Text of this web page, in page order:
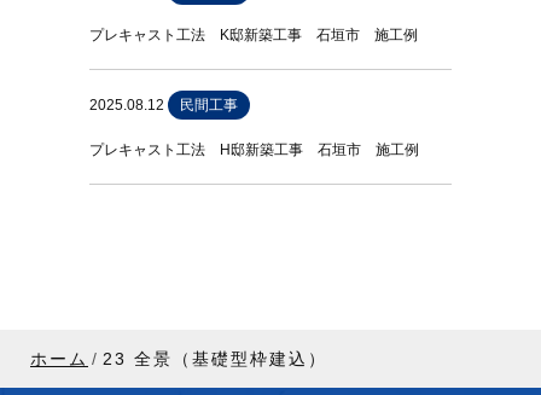
プレキャスト工法 K邸新築工事 石垣市 施工例
2025.08.12 民間工事
プレキャスト工法 H邸新築工事 石垣市 施工例
ホーム 23 全景（基礎型枠建込）